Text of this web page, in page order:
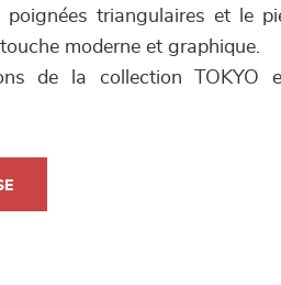
triangulaires et le
moderne et graphique.
de la collection TOKYO